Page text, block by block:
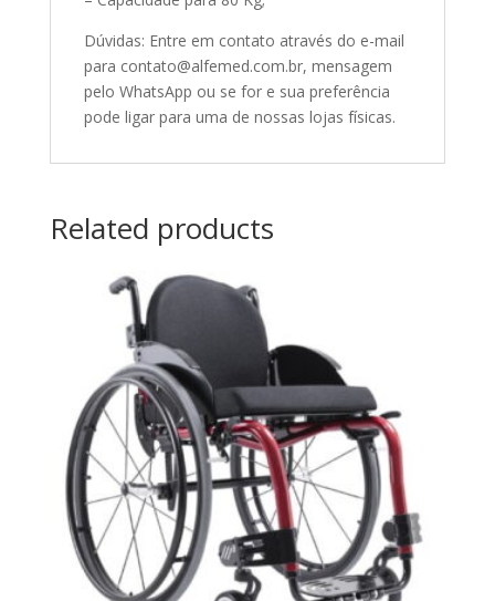
Dúvidas: Entre em contato através do e-mail
para contato@alfemed.com.br, mensagem
pelo WhatsApp ou se for e sua preferência
pode ligar para uma de nossas lojas físicas.
Related products